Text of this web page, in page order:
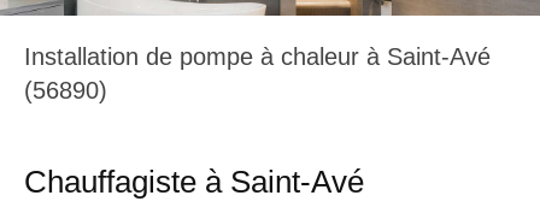
Installation de pompe à chaleur à Saint-Avé
(56890)
Chauffagiste à Saint-Avé